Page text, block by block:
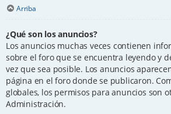
Arriba
¿Qué son los anuncios?
Los anuncios muchas veces contienen
sobre el foro que se encuentra leyendo y
vez que sea posible. Los anuncios
página en el foro donde se publicaron.
globales, los permisos para anuncios son
Administración.